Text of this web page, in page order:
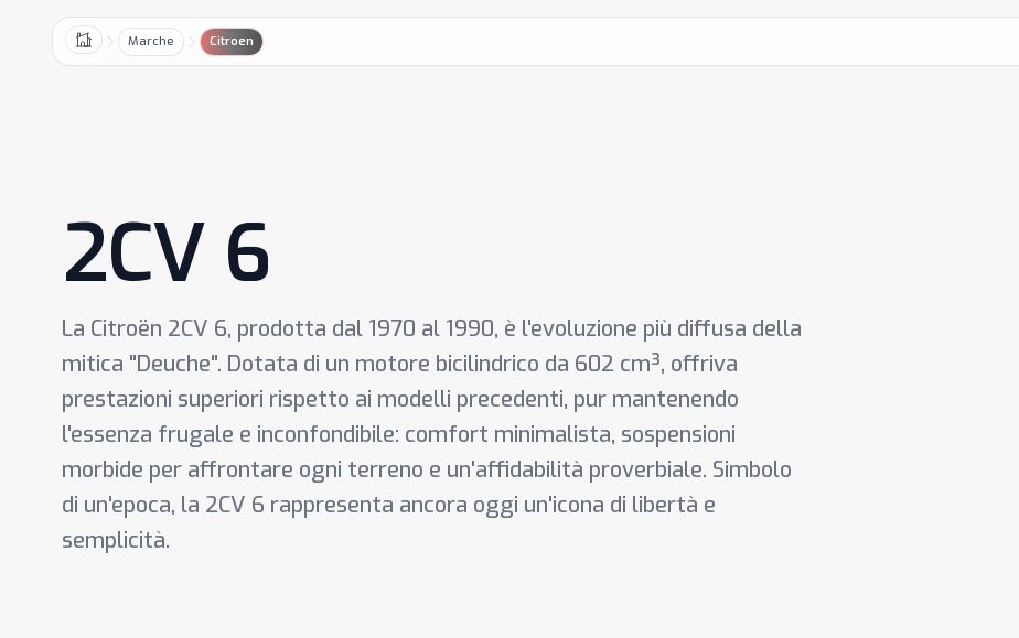
Home Marche Citroen
2CV 6
La Citroën 2CV 6, prodotta dal 1970 al 1990, è l'evoluzione più diffusa della
mitica "Deuche". Dotata di un motore bicilindrico da 602 cm³, offriva
prestazioni superiori rispetto ai modelli precedenti, pur mantenendo
l'essenza frugale e inconfondibile: comfort minimalista, sospensioni
morbide per affrontare ogni terreno e un'affidabilità proverbiale. Simbolo
di un'epoca, la 2CV 6 rappresenta ancora oggi un'icona di libertà e
semplicità.